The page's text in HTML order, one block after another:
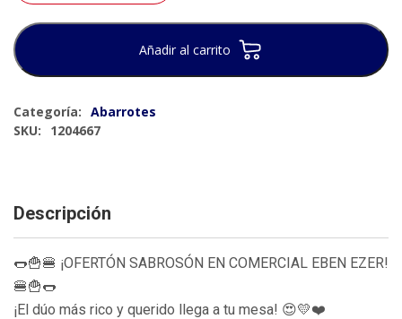
Añadir al carrito
Categoría: Abarrotes
SKU:
1204667
Descripción
🌭🍟🍔 ¡OFERTÓN SABROSÓN EN COMERCIAL EBEN EZER!
🍔🍟🌭
¡El dúo más rico y querido llega a tu mesa! 😍💛❤️